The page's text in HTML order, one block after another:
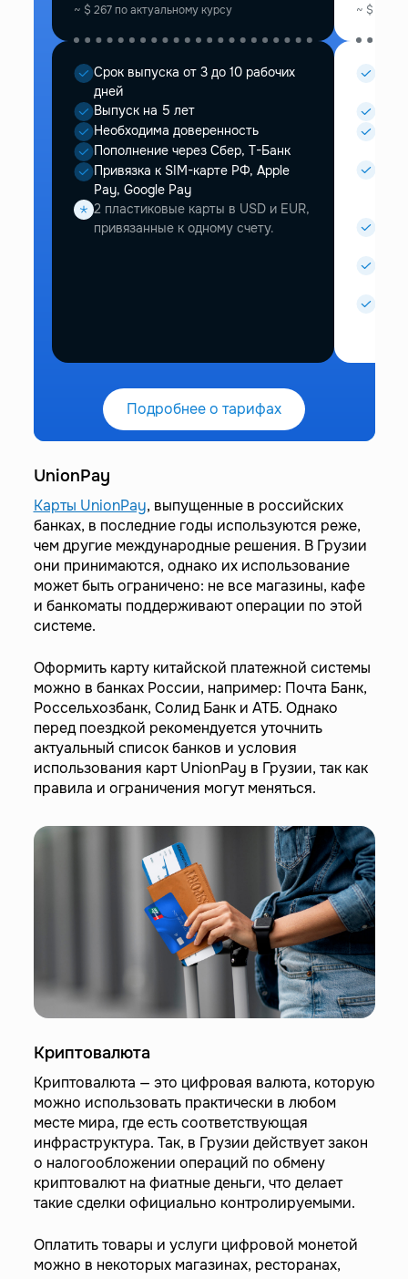
~ $ 267по актуальному курсу
Срок выпуска от 3 до 10 рабочих
дней
Выпуск на 5 лет
Необходима доверенность
Пополнение через Сбер, Т-Банк
Привязка к SIM-карте РФ, Apple
Pay, Google Pay
2 пластиковые карты в USD и EUR,
привязанные к одному счету.
~ $
Подробнее о тарифах
UnionPay
Карты UnionPay, выпущенные в российских
банках, в последние годы используются реже,
чем другие международные решения. В Грузии
они принимаются, однако их использование
может быть ограничено: не все магазины, кафе
и банкоматы поддерживают операции по этой
системе.
Оформить карту китайской платежной системы
можно в банках России, например: Почта Банк,
Россельхозбанк, Солид Банк и АТБ. Однако
перед поездкой рекомендуется уточнить
актуальный список банков и условия
использования карт UnionPay в Грузии, так как
правила и ограничения могут меняться.
Криптовалюта
Криптовалюта — это цифровая валюта, которую
можно использовать практически в любом
месте мира, где есть соответствующая
инфраструктура. Так, в Грузии действует закон
о налогообложении операций по обмену
криптовалют на фиатные деньги, что делает
такие сделки официально контролируемыми.
Оплатить товары и услуги цифровой монетой
можно в некоторых магазинах, ресторанах,